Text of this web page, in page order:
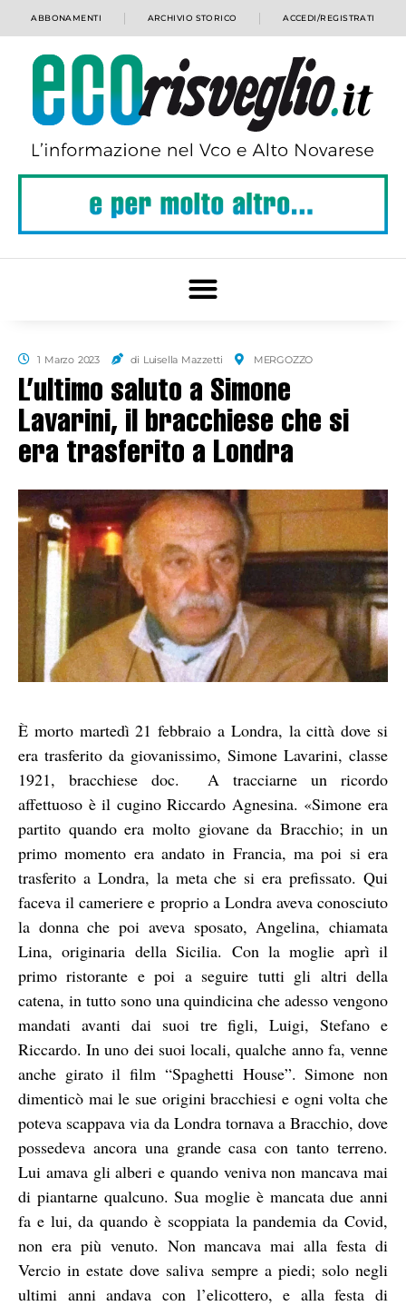
ABBONAMENTI ARCHIVIO STORICO ACCEDI/REGISTRATI
1 Marzo 2023 di Luisella Mazzetti MERGOZZO
L’ultimo saluto a Simone
Lavarini, il bracchiese che si
era trasferito a Londra
È morto martedì 21 febbraio a Londra, la città dove si
era trasferito da giovanissimo, Simone Lavarini, classe
1921, bracchiese doc.
A tracciarne un ricordo
affettuoso è il cugino Riccardo Agnesina. «Simone era
partito quando era molto giovane da Bracchio; in un
primo momento era andato in Francia, ma poi si era
trasferito a Londra, la meta che si era prefissato. Qui
faceva il cameriere e proprio a Londra aveva conosciuto
la donna che poi aveva sposato, Angelina, chiamata
Lina, originaria della Sicilia. Con la moglie aprì il
primo ristorante e poi a seguire tutti gli altri della
catena, in tutto sono una quindicina che adesso vengono
mandati avanti dai suoi tre figli, Luigi, Stefano e
Riccardo. In uno dei suoi locali, qualche anno fa, venne
anche girato il film “Spaghetti House”. Simone non
dimenticò mai le sue origini bracchiesi e ogni volta che
poteva scappava via da Londra tornava a Bracchio, dove
possedeva ancora una grande casa con tanto terreno.
Lui amava gli alberi e quando veniva non mancava mai
di piantarne qualcuno. Sua moglie è mancata due anni
fa e lui, da quando è scoppiata la pandemia da Covid,
non era più venuto. Non mancava mai alla festa di
Vercio in estate dove saliva sempre a piedi; solo negli
ultimi anni andava con l’elicottero, e alla festa di